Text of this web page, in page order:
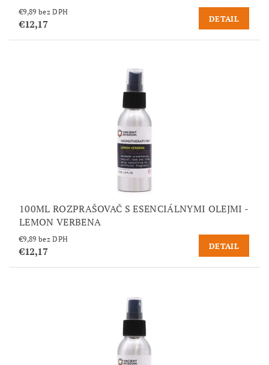
€9,89 bez DPH
€12,17 DETAIL
100ML ROZPRAŠOVAČ S ESENCIÁLNYMI OLEJMI -
LEMON VERBENA
€9,89 bez DPH
€12,17 DETAIL